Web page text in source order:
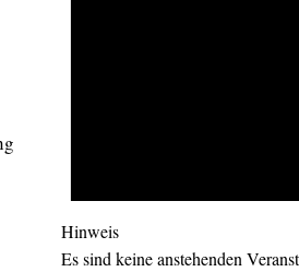
Hinweis
Es sind keine anstehenden